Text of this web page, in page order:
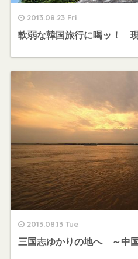
2013.08.23 Fri
軟弱な韓国旅行に喝ッ！
2013.08.13 Tue
三国志ゆかりの地へ ～中